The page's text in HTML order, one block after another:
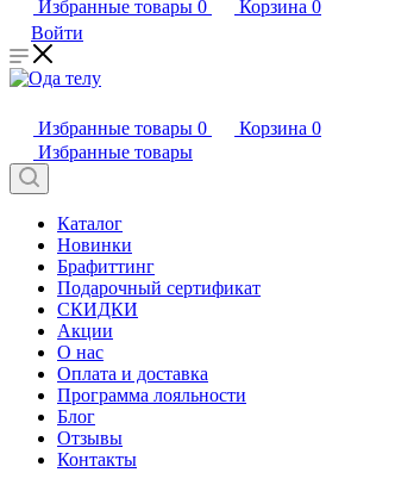
Избранные товары 0 Корзина 0
Войти
Избранные товары 0 Корзина 0
Избранные товары
Каталог
Новинки
Брафиттинг
Подарочный сертификат
СКИДКИ
Акции
О нас
Оплата и доставка
Программа лояльности
Блог
Отзывы
Контакты